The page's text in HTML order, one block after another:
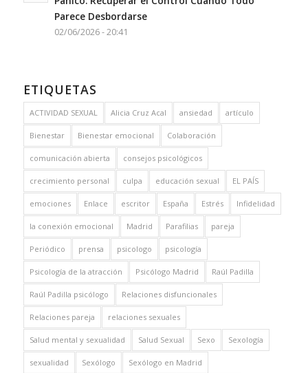
Parece Desbordarse
02/06/2026 - 20:41
ETIQUETAS
ACTIVIDAD SEXUAL Alicia Cruz Acal ansiedad artículo
Bienestar Bienestar emocional Colaboración
comunicación abierta consejos psicológicos
crecimiento personal culpa educación sexual EL PAÍS
emociones Enlace escritor España Estrés Infidelidad
la conexión emocional Madrid Parafilias pareja
Periódico prensa psicologo psicología
Psicología de la atracción Psicólogo Madrid Raúl Padilla
Raúl Padilla psicólogo Relaciones disfuncionales
Relaciones pareja relaciones sexuales
Salud mental y sexualidad Salud Sexual Sexo Sexología
sexualidad Sexólogo Sexólogo en Madrid